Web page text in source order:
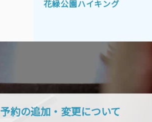
2022年9月 2022年8月
2022年5月 2022年4月
2022年2月
2021年11月 2021年10月
2021年9月 2021年8月
花緑公園ハイキング
予約の追加・変更について